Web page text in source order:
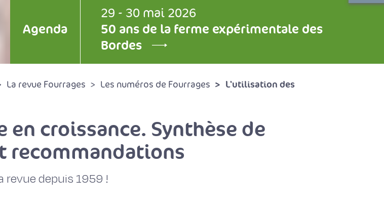
Agenda
29 - 30 mai 2026
50 ans de la ferme expérimentale des
Bordes
La revue Fourrages Les numéros de Fourrages
L'utilisation des
en croissance. Synthèse de
recommandations
depuis 1959 !